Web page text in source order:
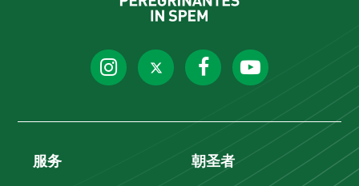
服务 朝圣者